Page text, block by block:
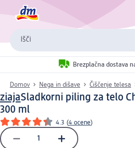
Išči
Brezplačna dostava
Domov Nega in dišave Čiščenje telesa
ziajaSladkorni piling za telo
300 ml
4.3 (4 ocene)